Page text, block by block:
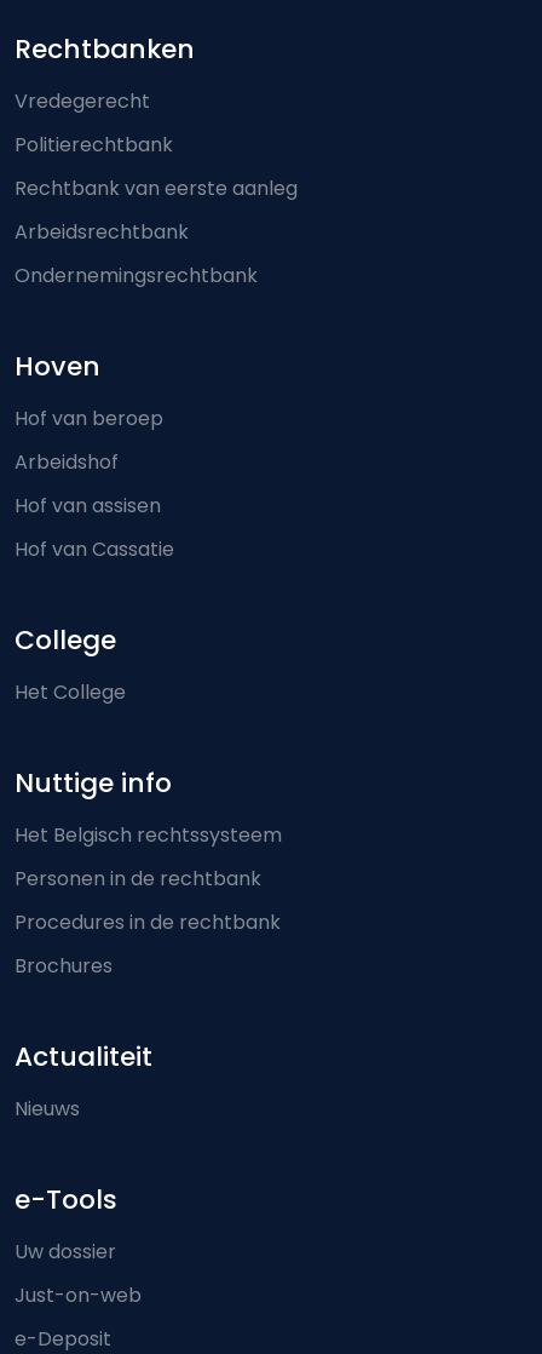
Footer-menu
Rechtbanken
Vredegerecht
Politierechtbank
Rechtbank van eerste aanleg
Arbeidsrechtbank
Ondernemingsrechtbank
Hoven
Hof van beroep
Arbeidshof
Hof van assisen
Hof van Cassatie
College
Het College
Nuttige info
Het Belgisch rechtssysteem
Personen in de rechtbank
Procedures in de rechtbank
Brochures
Actualiteit
Nieuws
e-Tools
Uw dossier
Just-on-web
e-Deposit